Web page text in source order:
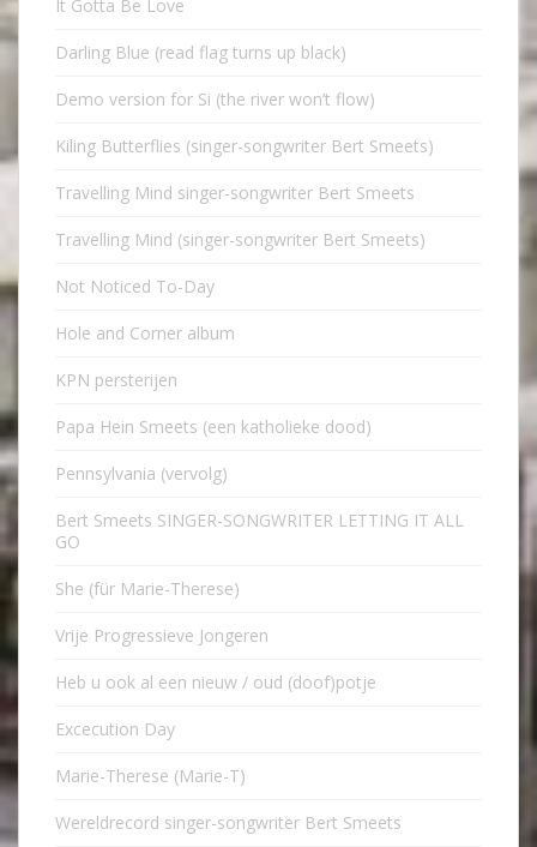
It Gotta Be Love
Darling Blue (read flag turns up black)
Demo version for Si (the river won’t flow)
Kiling Butterflies (singer-songwriter Bert Smeets)
Travelling Mind singer-songwriter Bert Smeets
Travelling Mind (singer-songwriter Bert Smeets)
Not Noticed To-Day
Hole and Corner album
KPN persterijen
Papa Hein Smeets (een katholieke dood)
Pennsylvania (vervolg)
Bert Smeets SINGER-SONGWRITER LETTING IT ALL
GO
She (für Marie-Therese)
Vrije Progressieve Jongeren
Heb u ook al een nieuw / oud (doof)potje
Excecution Day
Marie-Therese (Marie-T)
Wereldrecord singer-songwriter Bert Smeets